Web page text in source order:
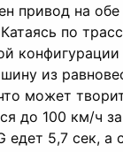
привод на
по
конфигурации
из
может
до 100 км/ч
едет 5,7 сек, а